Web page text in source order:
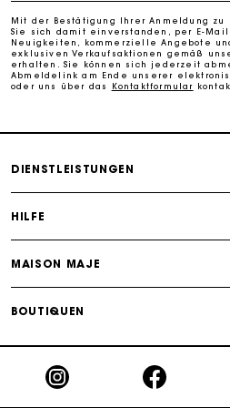
Kostenlose Lieferung
PayPal - Bezahlung
Mit der Bestätigung Ihrer Anmeldung
Sie sich damit einverstanden, per E-
Neuigkeiten, kommerzielle Angebote
exklusiven Verkaufsaktionen gemäß
erhalten. Sie können sich jederzeit
Abmeldelink am Ende unserer
oder uns über das
Kontaktformular
DIENSTLEISTUNGEN
HILFE
MAISON MAJE
BOUTIQUEN